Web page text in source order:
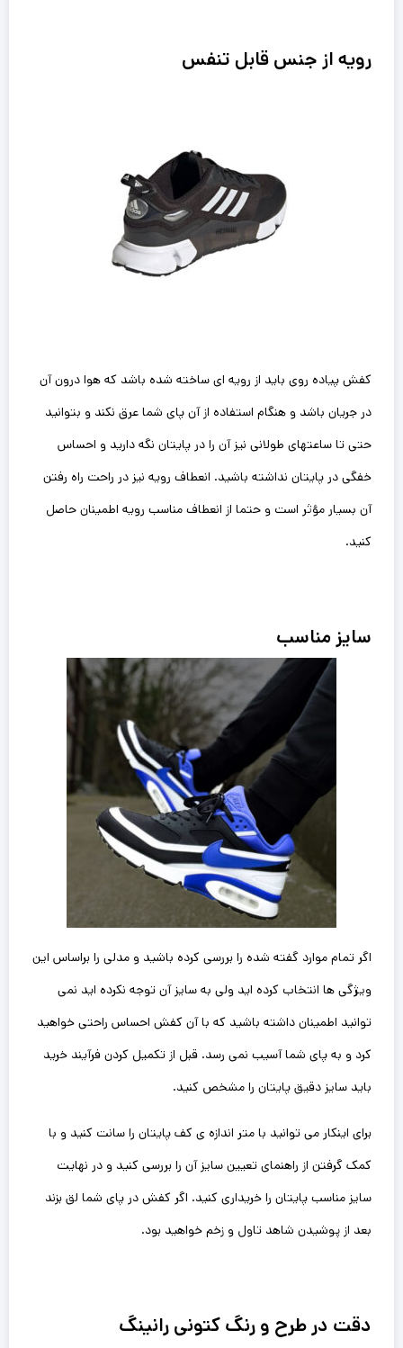
رویه از جنس قابل تنفس
کفش پیاده روی باید از رویه ای ساخته شده باشد که هوا درون آن
در جریان باشد و هنگام استفاده از آن پای شما عرق نکند و بتوانید
حتی تا ساعتهای طولانی نیز آن را در پایتان نگه دارید و احساس
خفگی در پایتان نداشته باشید. انعطاف رویه نیز در راحت راه رفتن
آن بسیار مؤثر است و حتما از انعطاف مناسب رویه اطمینان حاصل
کنید.
سایز مناسب
اگر تمام موارد گفته شده را بررسی کرده باشید و مدلی را براساس این
ویژگی ها انتخاب کرده اید ولی به سایز آن توجه نکرده اید نمی
توانید اطمینان داشته باشید که با آن کفش احساس راحتی خواهید
کرد و به پای شما آسیب نمی رسد. قبل از تکمیل کردن فرآیند خرید
باید سایز دقیق پایتان را مشخص کنید.
برای اینکار می توانید با متر اندازه ی کف پایتان را سانت کنید و با
کمک گرفتن از راهنمای تعیین سایز آن را بررسی کنید و در نهایت
سایز مناسب پایتان را خریداری کنید. اگر کفش در پای شما لق بزند
بعد از پوشیدن شاهد تاول و زخم خواهید بود.
دقت در طرح و رنگ کتونی رانینگ